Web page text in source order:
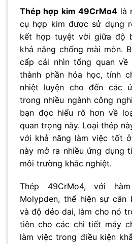
Thép hợp kim 49CrMo4là
cụ hợp kim được sử dụng
kết hợp tuyệt vời giữa độ
khả năng chống mài mòn.
cấp cái nhìn tổng quan về
thành phần hóa học, tính
nhiệt luyện cho đến các
trong nhiều ngành công
bạn đọc hiểu rõ hơn về
quan trọng này. Loại thép
với khả năng làm việc tốt
này mở ra nhiều ứng dụng
môi trường khắc nghiệt.
Thép 49CrMo4, với
Molypden, thể hiện sự cân
và độ dẻo dai, làm cho nó
tiên cho các chi tiết máy
làm việc trong điều kiện